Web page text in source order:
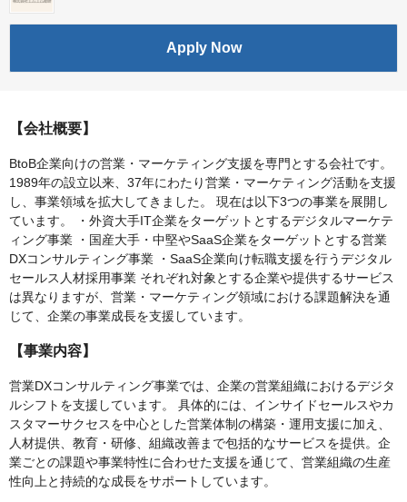
Apply Now
【会社概要】
BtoB企業向けの営業・マーケティング支援を専門とする会社です。
1989年の設立以来、37年にわたり営業・マーケティング活動を支援
し、事業領域を拡大してきました。 現在は以下3つの事業を展開し
ています。 ・外資大手IT企業をターゲットとするデジタルマーケテ
ィング事業 ・国産大手・中堅やSaaS企業をターゲットとする営業
DXコンサルティング事業 ・SaaS企業向け転職支援を行うデジタル
セールス人材採用事業 それぞれ対象とする企業や提供するサービス
は異なりますが、営業・マーケティング領域における課題解決を通
じて、企業の事業成長を支援しています。
【事業内容】
営業DXコンサルティング事業では、企業の営業組織におけるデジタ
ルシフトを支援しています。 具体的には、インサイドセールスやカ
スタマーサクセスを中心とした営業体制の構築・運用支援に加え、
人材提供、教育・研修、組織改善まで包括的なサービスを提供。企
業ごとの課題や事業特性に合わせた支援を通じて、営業組織の生産
性向上と持続的な成長をサポートしています。